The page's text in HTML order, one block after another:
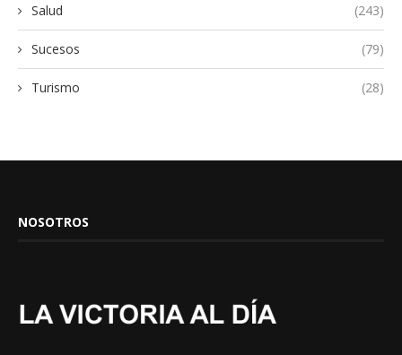
Salud (243)
Sucesos (79)
Turismo (28)
NOSOTROS